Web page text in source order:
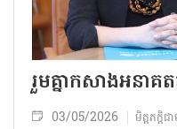
រួមគ្នាកសាងអនា
03/05/2026 មិត្តភក្តិ